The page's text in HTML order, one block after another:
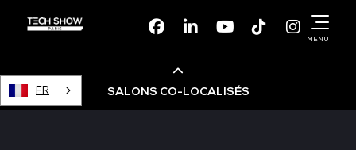
FacebookLinkedinYoutubeTikTok
MENU
FR SALONS CO-LOCALISÉS